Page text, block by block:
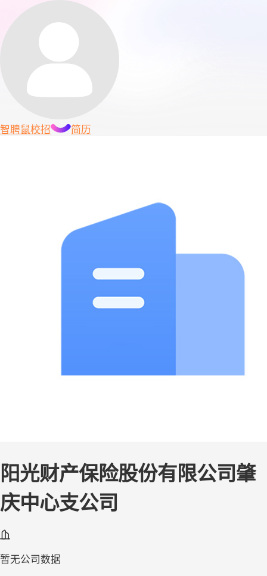
智聘鼠校招 简历
阳光财产保险股份有限公司肇
庆中心支公司
暂无公司数据